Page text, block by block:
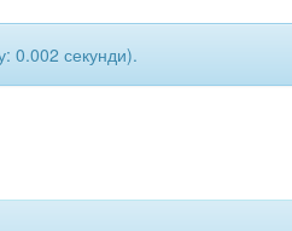
0.002 секунди).